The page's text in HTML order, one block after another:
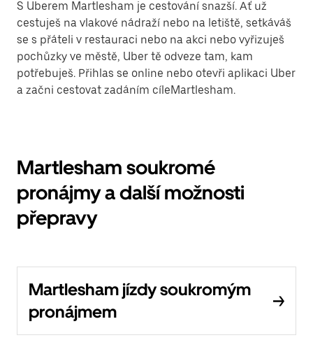
S Uberem Martlesham je cestování snazší. Ať už
cestuješ na vlakové nádraží nebo na letiště, setkáváš
se s přáteli v restauraci nebo na akci nebo vyřizuješ
pochůzky ve městě, Uber tě odveze tam, kam
potřebuješ. Přihlas se online nebo otevři aplikaci Uber
a začni cestovat zadáním cíleMartlesham.
Martlesham soukromé
pronájmy a další možnosti
přepravy
Martlesham jízdy soukromým
pronájmem